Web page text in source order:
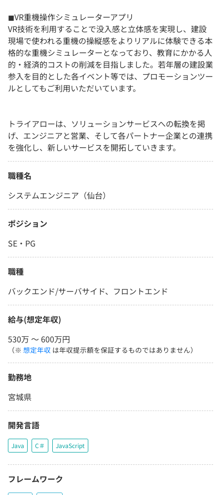
◼︎VR重機操作シミュレーターアプリ
VR技術を利用することで没入感と立体感を実現し、建設
現場で使われる重機の操縦感をよりリアルに体験できる本
格的な重機シミュレーターとなっており、教育にかかる人
的・経済的コストの削減を目指しました。若年層の建設業
参入を目的とした各イベント等では、プロモーションツー
ルとしてもご利用いただいています。
トライアローは、ソリューションサービスへの転換を掲
げ、エンジニアと営業、そして各パートナー企業との連携
を強化し、新しいサービスを開拓していきます。
職種名
システムエンジニア（仙台）
ポジション
SE・PG
職種
バックエンド/サーバサイド、フロントエンド
給与(想定年収)
530万 〜 600万円
（※ 想定年収 は年収提示額を保証するものではありません）
勤務地
宮城県
開発言語
Java C＃ JavaScript
フレームワーク